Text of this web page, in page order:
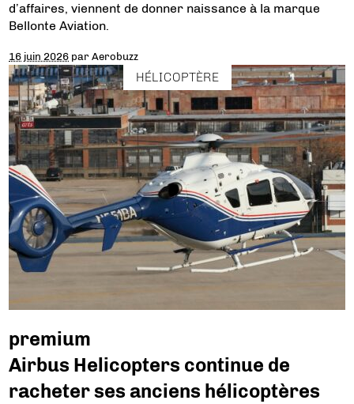
d’affaires, viennent de donner naissance à la marque
Bellonte Aviation.
16 juin 2026 parAerobuzz
HÉLICOPTÈRE
premium
Airbus Helicopters continue de
racheter ses anciens hélicoptères